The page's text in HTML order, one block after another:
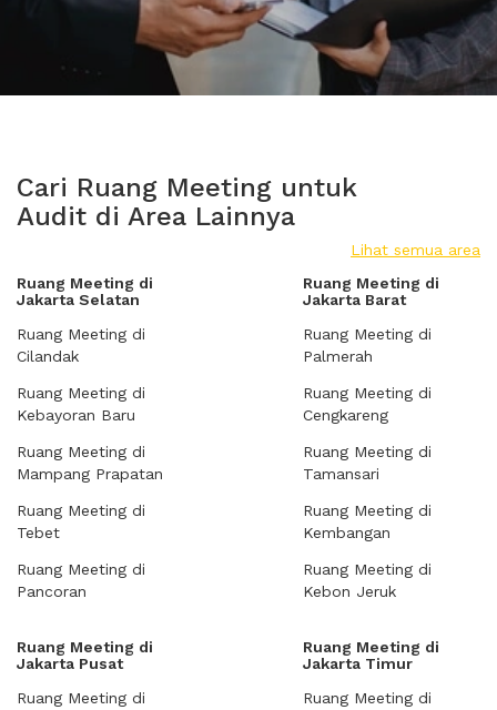
Cari Ruang Meeting untuk
Audit di Area Lainnya
Lihat semua area
Ruang Meeting di
Jakarta Selatan
Ruang Meeting di
Cilandak
Ruang Meeting di
Kebayoran Baru
Ruang Meeting di
Mampang Prapatan
Ruang Meeting di
Tebet
Ruang Meeting di
Pancoran
Ruang Meeting di
Jakarta Barat
Ruang Meeting di
Palmerah
Ruang Meeting di
Cengkareng
Ruang Meeting di
Tamansari
Ruang Meeting di
Kembangan
Ruang Meeting di
Kebon Jeruk
Ruang Meeting di
Jakarta Pusat
Ruang Meeting di
Ruang Meeting di
Jakarta Timur
Ruang Meeting di